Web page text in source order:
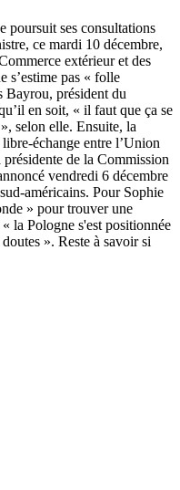
poursuit ses consultations
ce mardi 10 décembre,
extérieur et des
s’estime pas « folle
Bayrou, président du
en soit, « il faut que ça se
selon elle. Ensuite, la
échange entre l’Union
de la Commission
vendredi 6 décembre
américains. Pour Sophie
» pour trouver une
la Pologne s'est positionnée
». Reste à savoir si